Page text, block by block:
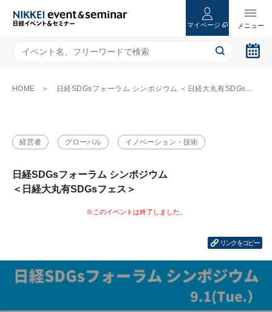
マイページ
HOME 日経SDGsフォーラム シンポジウム ＜日経大丸有SDGsフェス＞
経営者 グローバル イノベーション・技術
日経SDGsフォーラム シンポジウム
＜日経大丸有SDGsフェス＞
リンクをコピー